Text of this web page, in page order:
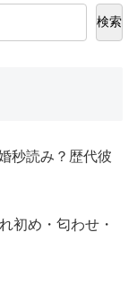
検索
秒読み？歴代彼
初め・匂わせ・